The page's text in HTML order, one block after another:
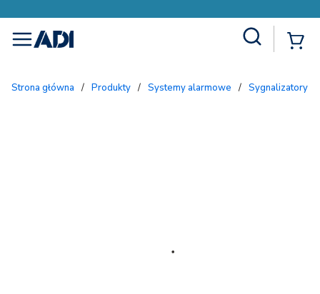
menu
Strona główna / Produkty / Systemy alarmowe / Sygnalizatory